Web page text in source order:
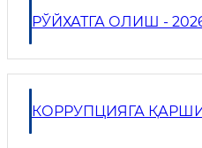
РЎЙХАТГА ОЛИШ -
КОРРУПЦИЯГА